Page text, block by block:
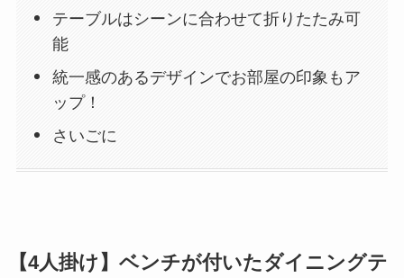
テーブルはシーンに合わせて折りたたみ可
能
統一感のあるデザインでお部屋の印象もア
ップ！
さいごに
【4人掛け】ベンチが付いたダイニングテ